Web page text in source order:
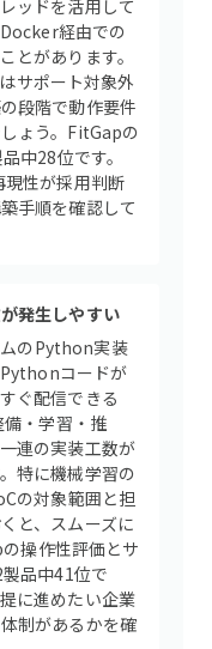
ッドを活用して
経由での
とがあります。
サポート対象外
段階で動作要件
ょう。FitGapの
中28位です。
現性が採用判断
手順を確認して
発生しやすい
のPython実装
コードが
ぐ配信できる
・学習・推
連の実装工数が
特に機械学習の
の対象範囲と担
と、スムーズに
操作性評価とサ
品中41位で
に進めたい企業
制があるかを確